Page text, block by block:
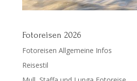
Fotoreisen 2026
Fotoreisen Allgemeine Infos
Reisestil